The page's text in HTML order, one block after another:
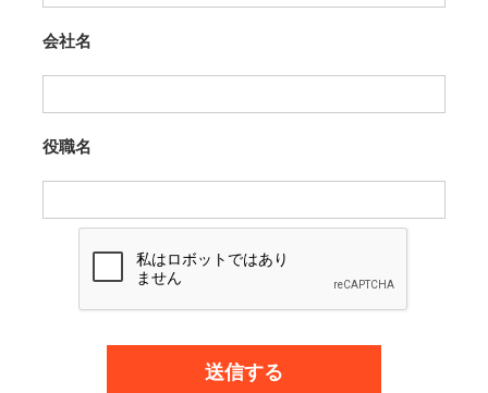
会社名
役職名